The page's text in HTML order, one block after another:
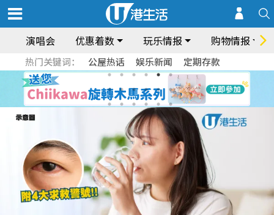
演唱会 优惠着数 玩乐情报 购物情报
热门关键词： 公屋热话 娱乐新闻 定期存款